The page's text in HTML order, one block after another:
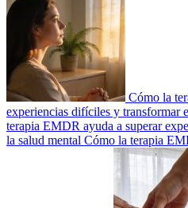
Cómo la
experiencias difíciles y transformar
terapia EMDR ayuda a superar
la salud mental Cómo la terapia